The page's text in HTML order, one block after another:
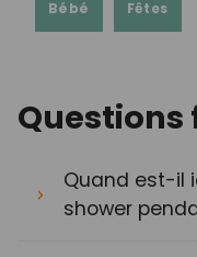
Bébé Fêtes
Quand est-il
shower